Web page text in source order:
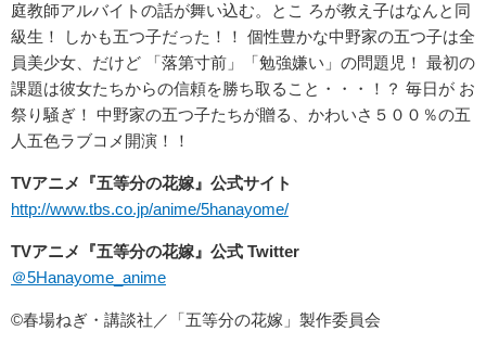
庭教師アルバイトの話が舞い込む。とこ ろが教え子はなんと同
級生！ しかも五つ子だった！！ 個性豊かな中野家の五つ子は全
員美少女、だけど 「落第寸前」「勉強嫌い」の問題児！ 最初の
課題は彼女たちからの信頼を勝ち取ること・・・！？ 毎日が お
祭り騒ぎ！ 中野家の五つ子たちが贈る、かわいさ５００％の五
人五色ラブコメ開演！！
TVアニメ『五等分の花嫁』公式サイト
http://www.tbs.co.jp/anime/5hanayome/
TVアニメ『五等分の花嫁』公式 Twitter
＠5Hanayome_anime
©春場ねぎ・講談社／「五等分の花嫁」製作委員会